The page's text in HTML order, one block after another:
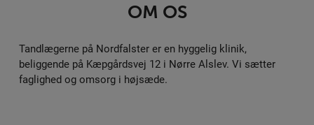
OM OS
Tandlægerne på Nordfalster er en hyggelig klinik,
beliggende på Kæpgårdsvej 12 i Nørre Alslev. Vi sætter
faglighed og omsorg i højsæde.